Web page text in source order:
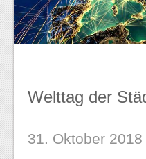
Welttag der
31. Oktober 2018